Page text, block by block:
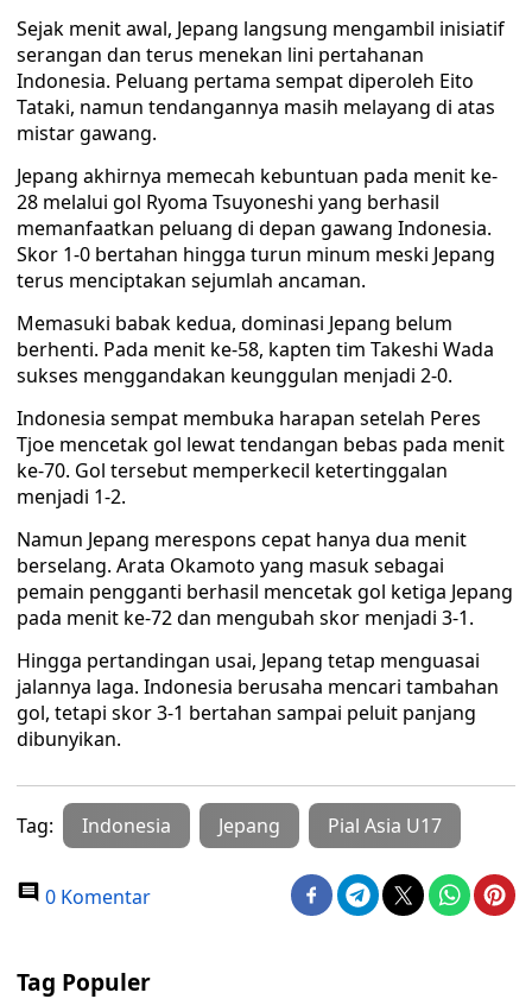
Sejak menit awal, Jepang langsung mengambil inisiatif
serangan dan terus menekan lini pertahanan
Indonesia. Peluang pertama sempat diperoleh Eito
Tataki, namun tendangannya masih melayang di atas
mistar gawang.
Jepang akhirnya memecah kebuntuan pada menit ke-
28 melalui gol Ryoma Tsuyoneshi yang berhasil
memanfaatkan peluang di depan gawang Indonesia.
Skor 1-0 bertahan hingga turun minum meski Jepang
terus menciptakan sejumlah ancaman.
Memasuki babak kedua, dominasi Jepang belum
berhenti. Pada menit ke-58, kapten tim Takeshi Wada
sukses menggandakan keunggulan menjadi 2-0.
Indonesia sempat membuka harapan setelah Peres
Tjoe mencetak gol lewat tendangan bebas pada menit
ke-70. Gol tersebut memperkecil ketertinggalan
menjadi 1-2.
Namun Jepang merespons cepat hanya dua menit
berselang. Arata Okamoto yang masuk sebagai
pemain pengganti berhasil mencetak gol ketiga Jepang
pada menit ke-72 dan mengubah skor menjadi 3-1.
Hingga pertandingan usai, Jepang tetap menguasai
jalannya laga. Indonesia berusaha mencari tambahan
gol, tetapi skor 3-1 bertahan sampai peluit panjang
dibunyikan.
Tag: Indonesia Jepang Pial Asia U17
0 Komentar
Tag Populer